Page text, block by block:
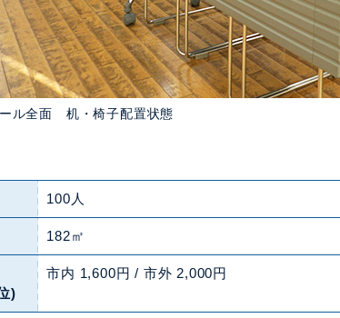
ル全面 机・椅子配置状態
100人
182㎡
)
市内 1,600円 / 市外 2,000円